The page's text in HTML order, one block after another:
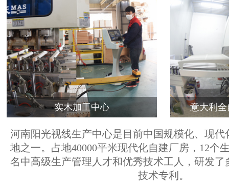
实木加工中心 意大利
河南阳光视线生产中心是目前中国规模化、现代
地之一。占地40000平米现代化自建厂房，12个
名中高级生产管理人才和优秀技术工人，研发了
技术专利。